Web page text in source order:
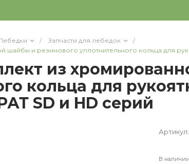
/ Запчасти для лебедок
/
шайбы и резинового уплотнительного кольца для
из
кольца для
SD и HD серий
Артикул:
В